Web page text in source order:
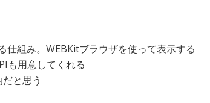
組み。WEBKitブラウザを使って表示する
も用意してくれる
と思う